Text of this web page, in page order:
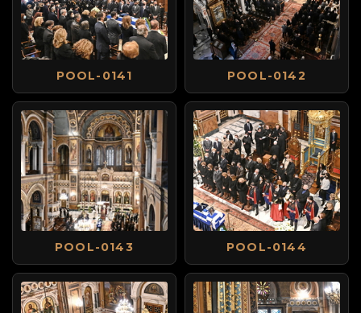
POOL-0141 POOL-0142
POOL-0143 POOL-0144